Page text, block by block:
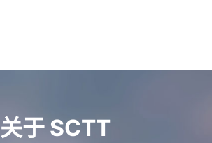
关于 SCTT